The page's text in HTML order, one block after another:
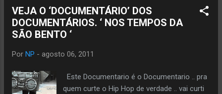
hoje no EP Doozicabraba. veja. LOGO MAIS A
PARTE 3 Quer Ganhar o Novo EP do @Emicida
..? Entaum Participe da Promoção "MINHA
RIMA É #DOOZICABRABA CLIQUE NA IMAGEM
VEJA O ‘DOCUMENTÁRIO’ DOS
DOCUMENTÁRIOS. ‘ NOS TEMPOS DA
SÃO BENTO ‘
Por NP - agosto 06, 2011
Este Documentario é o Documentario .. pra
quem curte o Hip Hop de verdade .. vai curti